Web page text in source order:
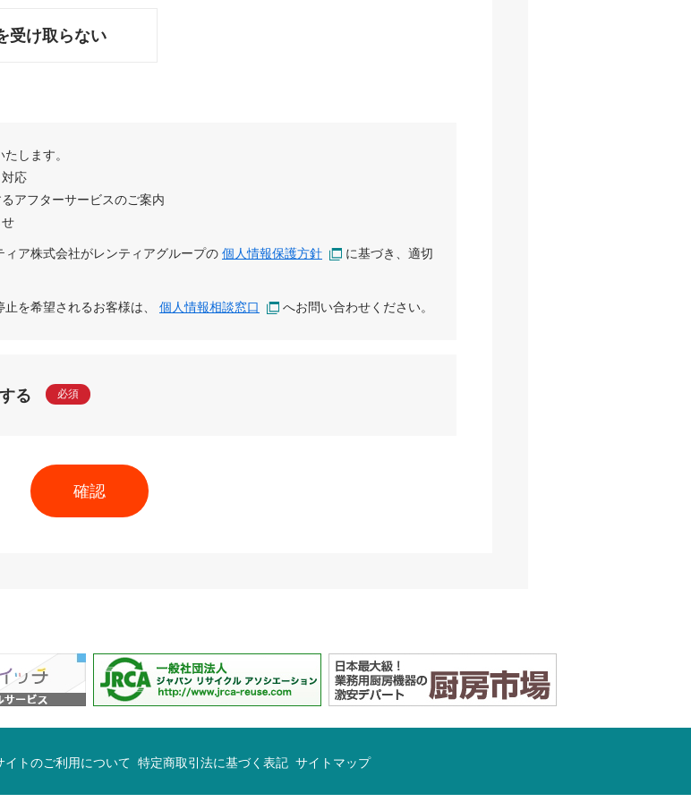
受け取らない
します。
応
アフターサービスのご案内
ィア株式会社がレンティアグループの 個人情報保護方針
に基づき、適切
を希望されるお客様は、 個人情報相談窓口 へお問い合わせください。
る 必須
イトのご利用について 特定商取引法に基づく表記 サイトマップ